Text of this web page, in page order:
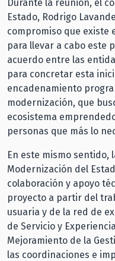
Durante la reunión, el
Estado, Rodrigo
compromiso que existe
para llevar a cabo este
acuerdo entre las
para concretar esta
encadenamiento
modernización, que
ecosistema
personas que más lo
En este mismo sentido,
Modernización del
colaboración y apoyo
proyecto a partir del
usuaria y de la red de
de Servicio y
Mejoramiento de la
las coordinaciones e